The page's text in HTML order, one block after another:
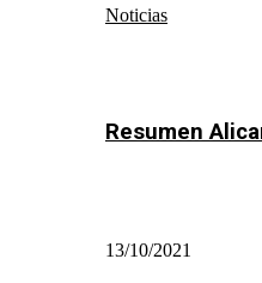
Noticias
Resumen
13/10/2021